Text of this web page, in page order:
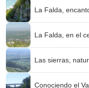
La Falda,
La Falda, en el
Las sierras,
Conociendo el